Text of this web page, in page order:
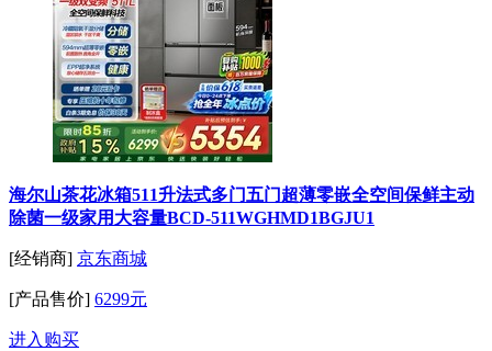
海尔山茶花冰箱511升法式多门五门超薄零嵌全空间保鲜主动
除菌一级家用大容量BCD-511WGHMD1BGJU1
[经销商] 京东商城
[产品售价] 6299元
进入购买